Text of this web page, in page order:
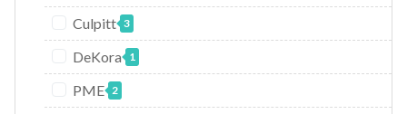
Culpitt 3
DeKora 1
PME 2